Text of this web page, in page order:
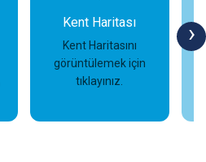
›
Kent Haritası
Kent Haritasını
görüntülemek için
tıklayınız.